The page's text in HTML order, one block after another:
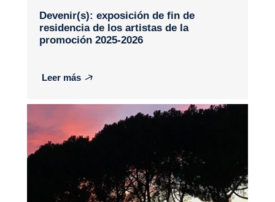
Devenir(s): exposición de fin de
residencia de los artistas de la
promoción 2025-2026
Leer más